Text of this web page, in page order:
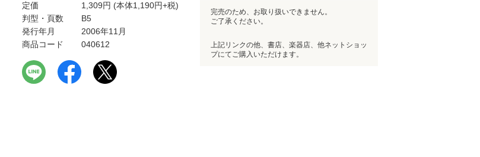
定価 1,309円 (本体1,190円+税)
判型・頁数
B5
発行年月
2006年11月
商品コード
040612
完売のため、お取り扱いできません。
ご了承ください。
上記リンクの他、書店、楽器店、他ネットショッ
プにてご購入いただけます。